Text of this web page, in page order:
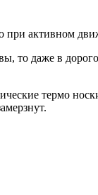
при активном
то даже в
термо